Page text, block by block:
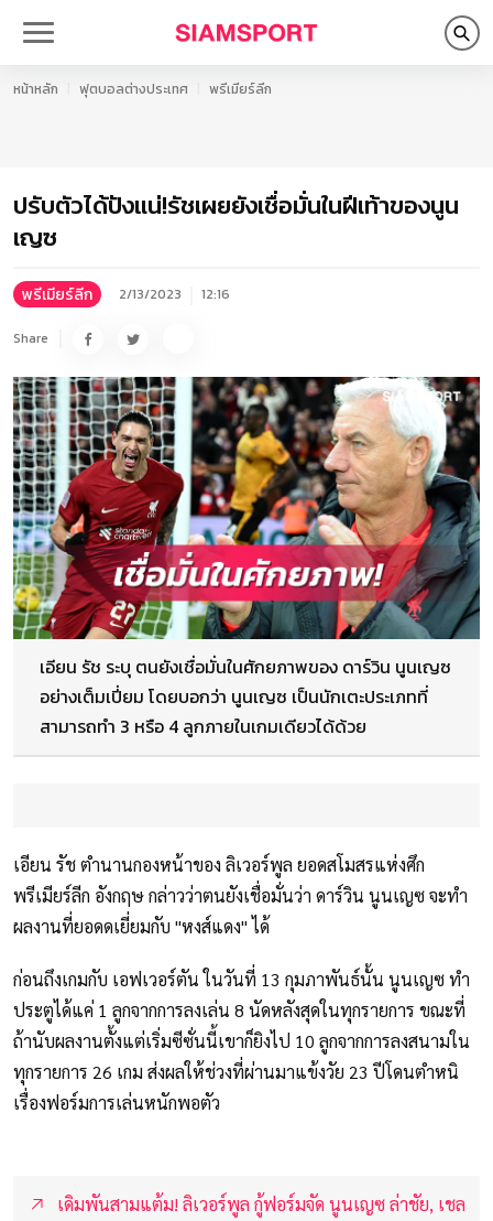
หน้าหลัก ฟุตบอลต่างประเทศ พรีเมียร์ลีก
ปรับตัวได้ปังแน่!รัชเผยยังเชื่อมั่นในฝีเท้าของนูน
เญซ
พรีเมียร์ลีก 2/13/2023 12:16
Share
เอียน รัช ระบุ ตนยังเชื่อมั่นในศักยภาพของ ดาร์วิน นูนเญซ
อย่างเต็มเปี่ยม โดยบอกว่า นูนเญซ เป็นนักเตะประเภทที่
สามารถทำ 3 หรือ 4 ลูกภายในเกมเดียวได้ด้วย
เอียน รัช ตำนานกองหน้าของ ลิเวอร์พูล ยอดสโมสรแห่งศึก
พรีเมียร์ลีก อังกฤษ กล่าวว่าตนยังเชื่อมั่นว่า ดาร์วิน นูนเญซ จะทำ
ผลงานที่ยอดดเยี่ยมกับ "หงส์แดง" ได้
ก่อนถึงเกมกับ เอฟเวอร์ตัน ในวันที่ 13 กุมภาพันธ์นั้น นูนเญซ ทำ
ประตูได้แค่ 1 ลูกจากการลงเล่น 8 นัดหลังสุดในทุกรายการ ขณะที่
ถ้านับผลงานตั้งแต่เริ่มซีซั่นนี้เขาก็ยิงไป 10 ลูกจากการลงสนามใน
ทุกรายการ 26 เกม ส่งผลให้ช่วงที่ผ่านมาแข้งวัย 23 ปีโดนตำหนิ
เรื่องฟอร์มการเล่นหนักพอตัว
เดิมพันสามแต้ม! ลิเวอร์พูล กู้ฟอร์มจัด นูนเญซ ล่าชัย, เชล